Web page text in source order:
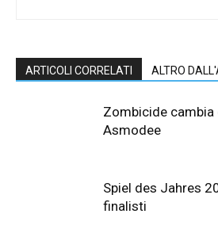
ARTICOLI CORRELATI ALTRO
Zombicide cambia
Asmodee
Spiel des Jahres
finalisti